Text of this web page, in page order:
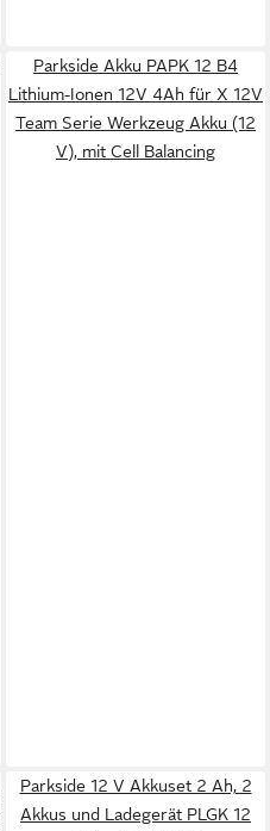
Parkside Akku PAPK 12 B4
Lithium-Ionen 12V 4Ah für X 12V
Team Serie Werkzeug Akku (12
V), mit Cell Balancing
Parkside 12 V Akkuset 2 Ah, 2
Akkus und Ladegerät PLGK 12